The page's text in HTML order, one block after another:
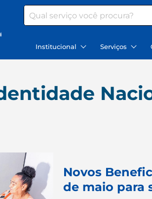
Search
Institucional Serviços
Novos
de maio para